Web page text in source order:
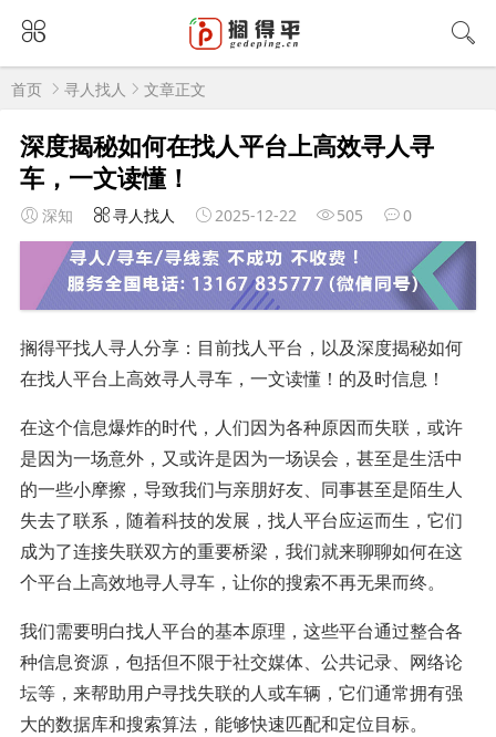
首页 寻人找人 文章正文
深度揭秘如何在找人平台上高效寻人寻
车，一文读懂！
深知 寻人找人 2025-12-22 505 0
搁得平找人寻人分享：目前找人平台，以及深度揭秘如何
在找人平台上高效寻人寻车，一文读懂！的及时信息！
在这个信息爆炸的时代，人们因为各种原因而失联，或许
是因为一场意外，又或许是因为一场误会，甚至是生活中
的一些小摩擦，导致我们与亲朋好友、同事甚至是陌生人
失去了联系，随着科技的发展，找人平台应运而生，它们
成为了连接失联双方的重要桥梁，我们就来聊聊如何在这
个平台上高效地寻人寻车，让你的搜索不再无果而终。
我们需要明白找人平台的基本原理，这些平台通过整合各
种信息资源，包括但不限于社交媒体、公共记录、网络论
坛等，来帮助用户寻找失联的人或车辆，它们通常拥有强
大的数据库和搜索算法，能够快速匹配和定位目标。